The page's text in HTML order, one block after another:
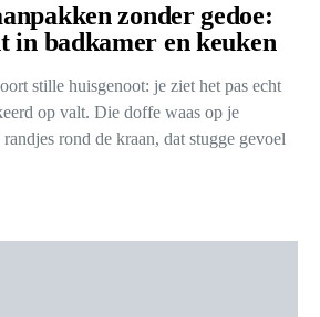
zonder gedoe:
in badkamer en keuken
stille huisgenoot: je ziet het pas echt
op valt. Die doffe waas op je
rond de kraan, dat stugge gevoel